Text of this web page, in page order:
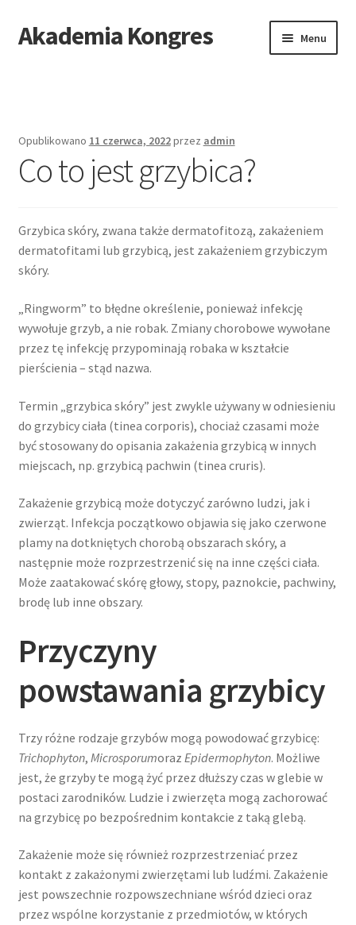
Przejdź
do
Przejdź
do
Akademia Kongres Menu
Opublikowano 11 czerwca, 2022przez admin
Co to jest grzybica?
Grzybica skóry, zwana także dermatofitozą, zakażeniem
dermatofitami lub grzybicą, jest zakażeniem grzybiczym
skóry.
„Ringworm” to błędne określenie, ponieważ infekcję
wywołuje grzyb, a nie robak. Zmiany chorobowe wywołane
przez tę infekcję przypominają robaka w kształcie
pierścienia – stąd nazwa.
Termin „grzybica skóry” jest zwykle używany w odniesieniu
do grzybicy ciała (tinea corporis), chociaż czasami może
być stosowany do opisania zakażenia grzybicą w innych
miejscach, np. grzybicą pachwin (tinea cruris).
Zakażenie grzybicą może dotyczyć zarówno ludzi, jak i
zwierząt. Infekcja początkowo objawia się jako czerwone
plamy na dotkniętych chorobą obszarach skóry, a
następnie może rozprzestrzenić się na inne części ciała.
Może zaatakować skórę głowy, stopy, paznokcie, pachwiny,
brodę lub inne obszary.
Przyczyny
powstawania grzybicy
Trzy różne rodzaje grzybów mogą powodować grzybicę:
Trichophyton, Microsporumoraz Epidermophyton. Możliwe
jest, że grzyby te mogą żyć przez dłuższy czas w glebie w
postaci zarodników. Ludzie i zwierzęta mogą zachorować
na grzybicę po bezpośrednim kontakcie z taką glebą.
Zakażenie może się również rozprzestrzeniać przez
kontakt z zakażonymi zwierzętami lub ludźmi. Zakażenie
jest powszechnie rozpowszechniane wśród dzieci oraz
przez wspólne korzystanie z przedmiotów, w których